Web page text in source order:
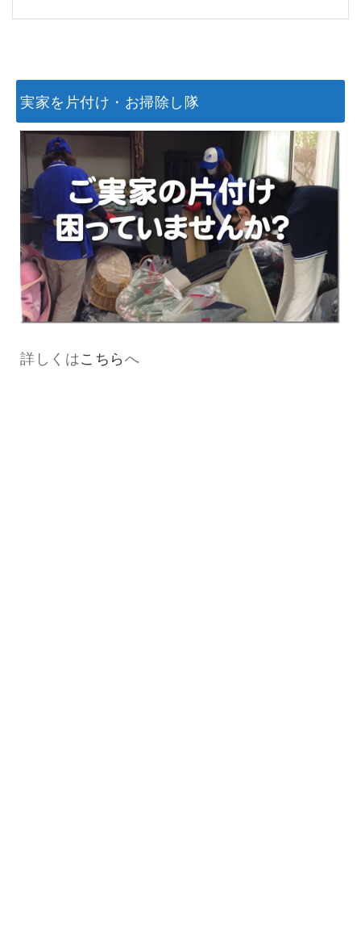
実家を片付け・お掃除し隊
詳しくはこちらへ